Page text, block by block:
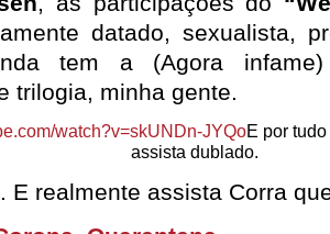
datado, sexualista,
tem a (Agora
trilogia, minha gente.
watch?v=skUNDn-JYQoE por
assista dublado.
E realmente assista Corra